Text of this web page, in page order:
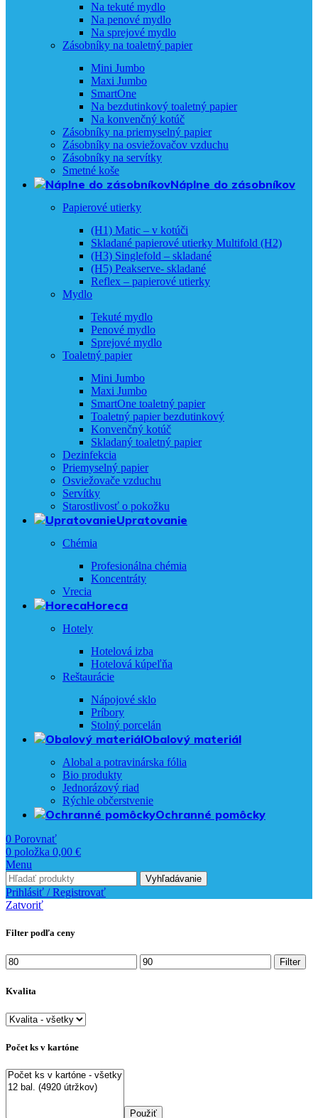
Na tekuté mydlo
Na penové mydlo
Na sprejové mydlo
Zásobníky na toaletný papier
Mini Jumbo
Maxi Jumbo
SmartOne
Na bezdutinkový toaletný papier
Na konvenčný kotúč
Zásobníky na priemyselný papier
Zásobníky na osviežovačov vzduchu
Zásobníky na servítky
Smetné koše
Náplne do zásobníkov
Papierové utierky
(H1) Matic – v kotúči
Skladané papierové utierky Multifold (H2)
(H3) Singlefold – skladané
(H5) Peakserve- skladané
Reflex – papierové utierky
Mydlo
Tekuté mydlo
Penové mydlo
Sprejové mydlo
Toaletný papier
Mini Jumbo
Maxi Jumbo
SmartOne toaletný papier
Toaletný papier bezdutinkový
Konvenčný kotúč
Skladaný toaletný papier
Dezinfekcia
Priemyselný papier
Osviežovače vzduchu
Servítky
Starostlivosť o pokožku
Upratovanie
Chémia
Profesionálna chémia
Koncentráty
Vrecia
Horeca
Hotely
Hotelová izba
Hotelová kúpeľňa
Reštaurácie
Nápojové sklo
Príbory
Stolný porcelán
Obalový materiál
Alobal a potravinárska fólia
Bio produkty
Jednorázový riad
Rýchle občerstvenie
Ochranné pomôcky
0 Porovnať
0 položka 0,00 €
Menu
Vyhľadávanie
Prihlásiť / Registrovať
Zatvoriť
Filter podľa ceny
Minimálna
cena
Maximálna
cena
Filter
Kvalita
Počet ks v kartóne
Použiť